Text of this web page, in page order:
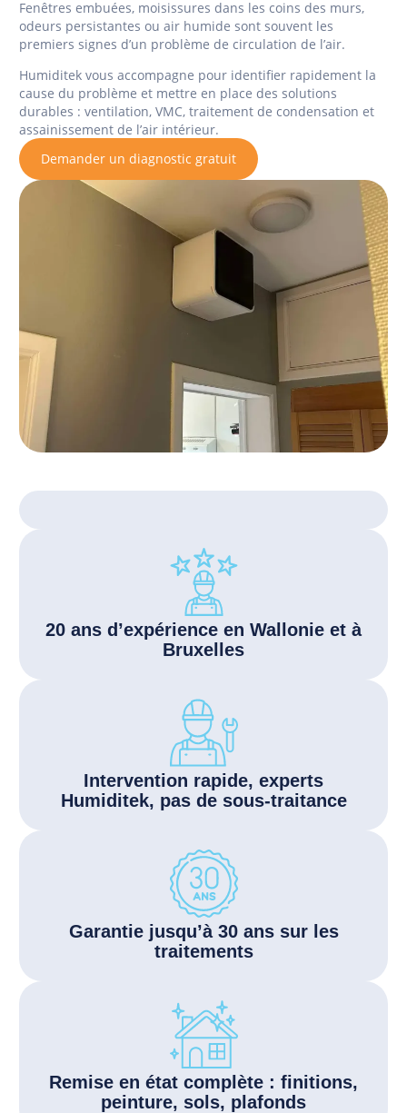
Fenêtres embuées, moisissures dans les coins des murs,
odeurs persistantes ou air humide sont souvent les
premiers signes d’un problème de circulation de l’air.
Humiditek vous accompagne pour identifier rapidement la
cause du problème et mettre en place des solutions
durables : ventilation, VMC, traitement de condensation et
assainissement de l’air intérieur.
Demander un diagnostic gratuit
20 ans d’expérience en Wallonie et à
Bruxelles
Intervention rapide, experts
Humiditek, pas de sous-traitance
Garantie jusqu’à 30 ans sur les
traitements
Remise en état complète : finitions,
peinture, sols, plafonds